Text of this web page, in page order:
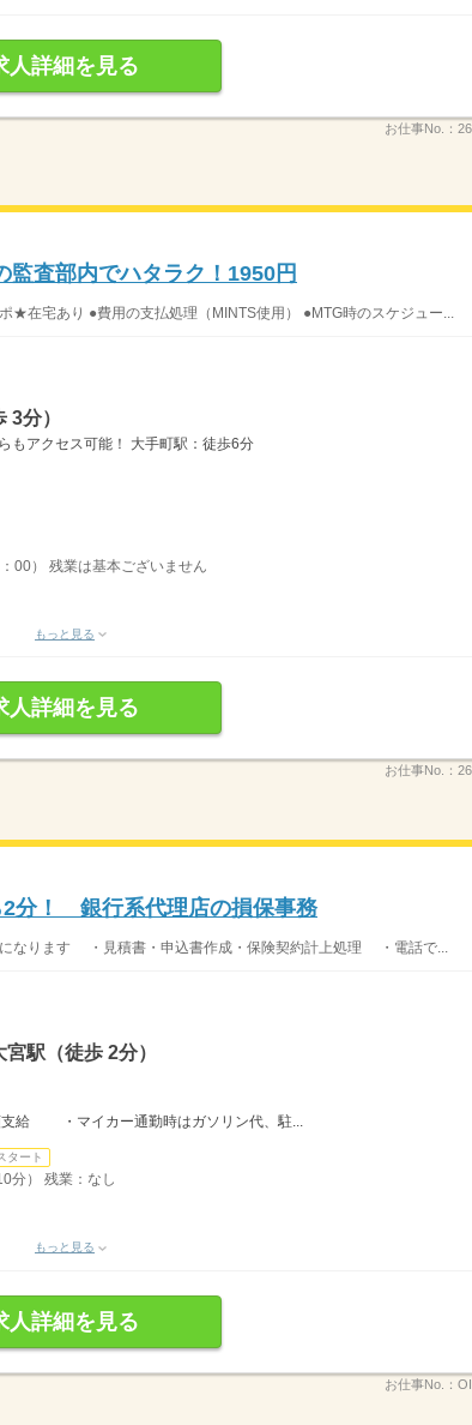
人詳細を見る
お仕事No.：
査部内でハタラク！1950円
★在宅あり ●費用の支払処理（MINTS使用） ●MTG時のスケジュー...
分）
もアクセス可能！ 大手町駅：徒歩6分
00） 残業は基本ございません
もっと見る
人詳細を見る
お仕事No.：
2分！ 銀行系代理店の損保事務
になります ・見積書・申込書作成・保険契約計上処理 ・電話で...
駅（徒歩 2分）
給 ・マイカー通勤時はガソリン代、駐...
タート
分） 残業：なし
もっと見る
人詳細を見る
お仕事No.：